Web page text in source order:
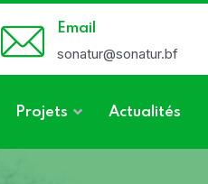
Email
sonatur@sonatur.bf
Projets Actualités